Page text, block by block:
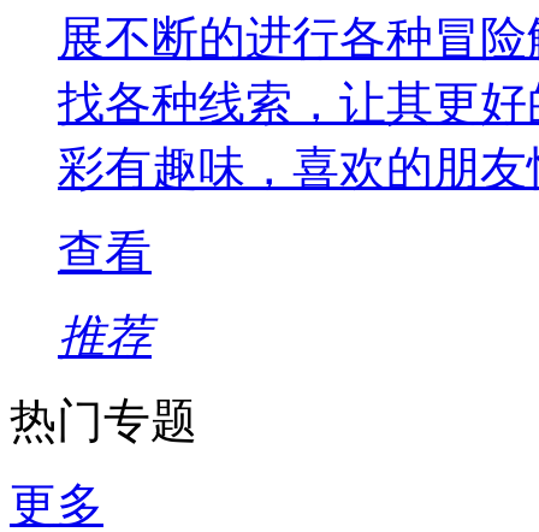
展不断的进行各种冒
找各种线索，让其更
彩有趣味，喜欢的朋
查看
推荐
热门专题
更多